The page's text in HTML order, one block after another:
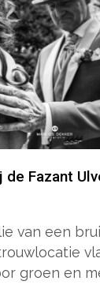
de Fazant
van een
groen en